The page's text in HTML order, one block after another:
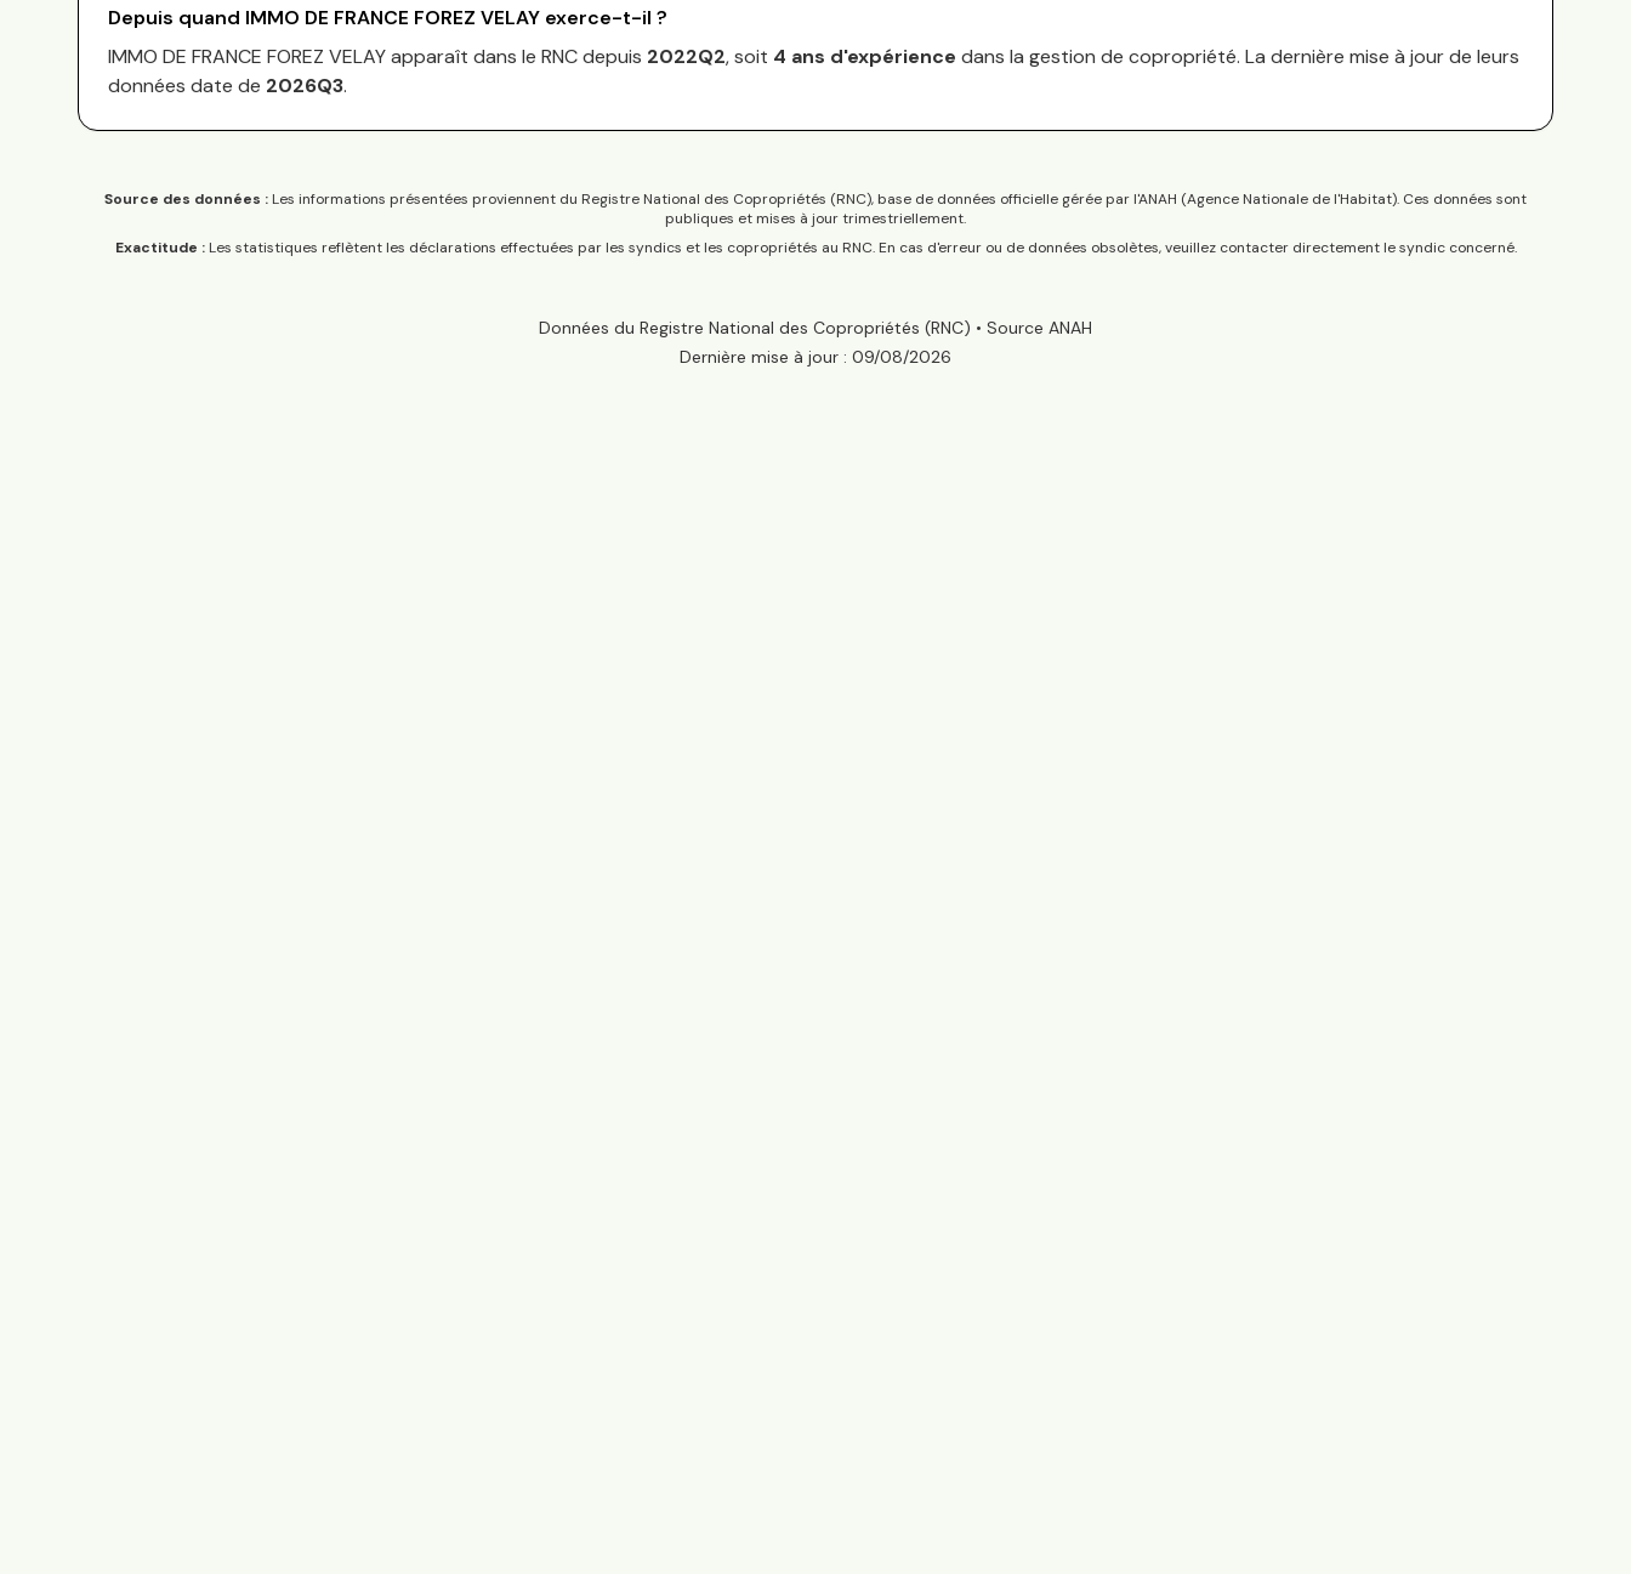
Depuis quand IMMO DE FRANCE FOREZ VELAY exerce-t-il ?
IMMO DE FRANCE FOREZ VELAYapparaît dans le RNC depuis 2022Q2, soit 4 ans d'expérience dans la gestion de copropriété. La dernière mise à jour de leurs
données date de 2026Q3.
Source des données : Les informations présentées proviennent du Registre National des Copropriétés (RNC), base de données officielle gérée par l'ANAH (Agence Nationale de l'Habitat). Ces données sont
publiques et mises à jour trimestriellement.
Exactitude :Les statistiques reflètent les déclarations effectuées par les syndics et les copropriétés au RNC. En cas d'erreur ou de données obsolètes, veuillez contacter directement le syndic concerné.
Données du Registre National des Copropriétés (RNC) • Source ANAH
Dernière mise à jour : 09/08/2026